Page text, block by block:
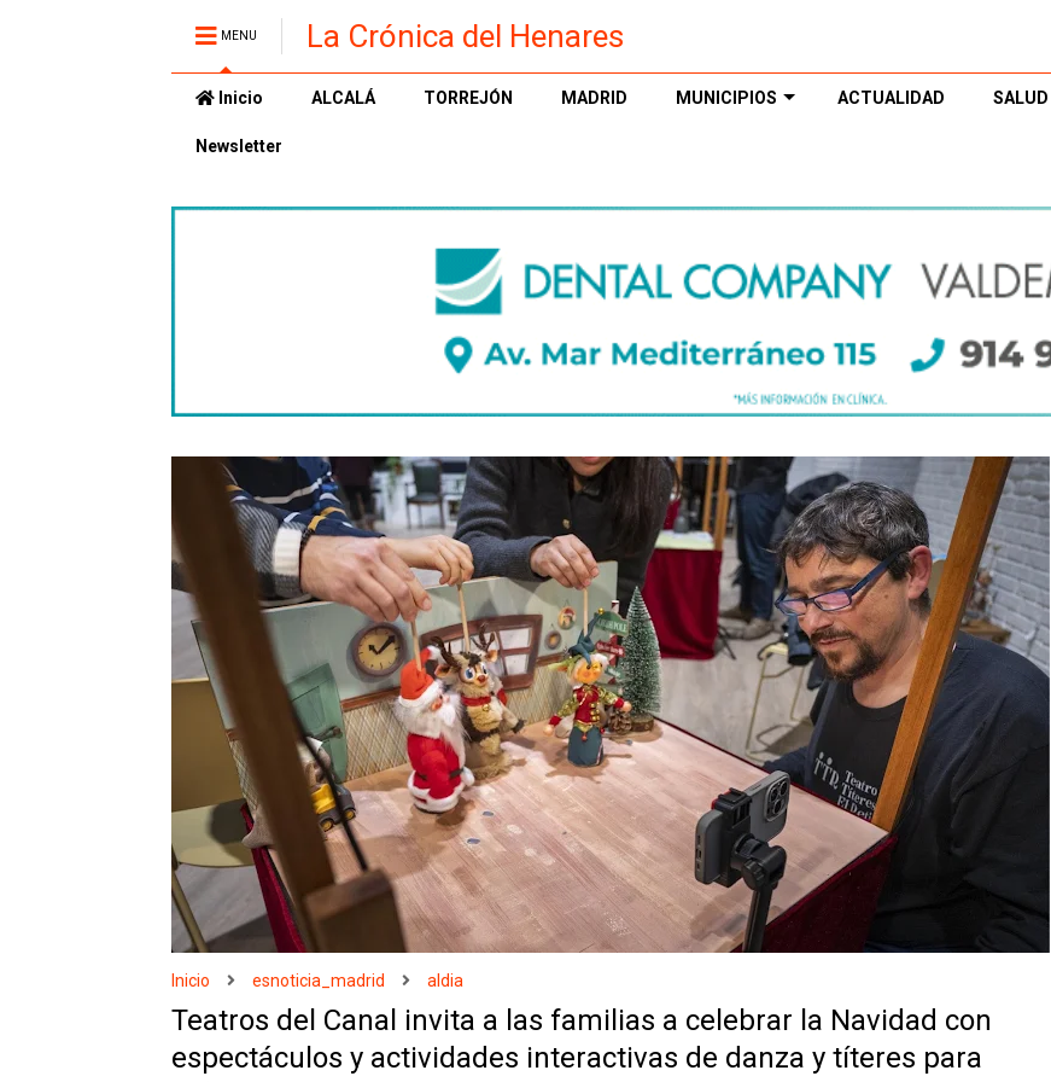
MENU La Crónica del Henares
Inicio ALCALÁ TORREJÓN MADRID MUNICIPIOS ACTUALIDAD SALUD
Newsletter
Inicio esnoticia_madrid aldia
Teatros del Canal invita a las familias a celebrar la Navidad con
espectáculos y actividades interactivas de danza y títeres para